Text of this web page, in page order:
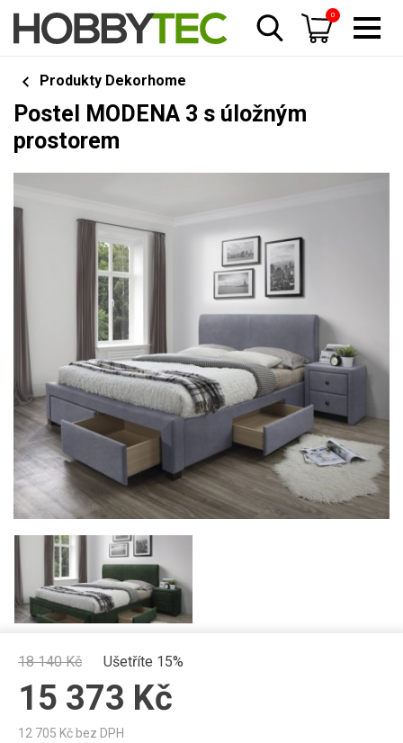
0
Produkty Dekorhome
Postel MODENA 3 s úložným
prostorem
18 140Kč Ušetříte 15%
15 373 Kč
12 705 Kč bez DPH